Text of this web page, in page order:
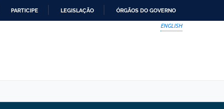
PARTICIPE LEGISLAÇÃO ÓRGÃOS DO GOVERNO
ENGLISH